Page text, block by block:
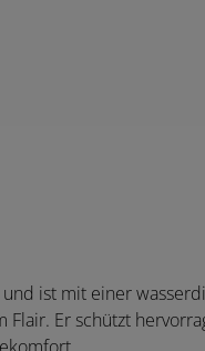
ist mit einer
Er schützt